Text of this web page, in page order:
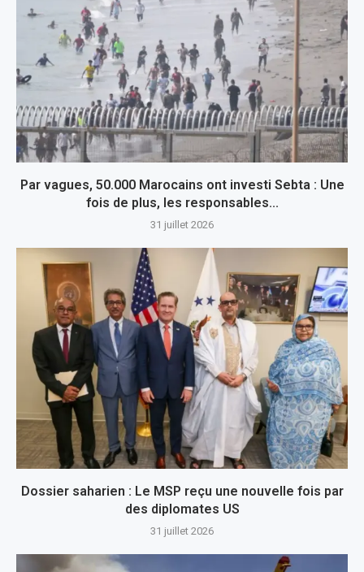
Par vagues, 50.000 Marocains ont investi Sebta : Une
fois de plus, les responsables...
31 juillet 2026
Dossier saharien : Le MSP reçu une nouvelle fois par
des diplomates US
31 juillet 2026